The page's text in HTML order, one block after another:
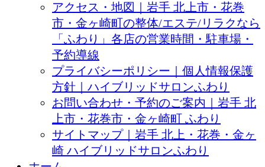
アクセス・地図｜岩手 北上市・花巻
市・金ヶ崎町の整体/エステ/リラクなら
「ふわり」各店の営業時間・駐車場・
予約導線
プライバシーポリシー｜個人情報保護
方針｜ハイブリッドサロンふわり
お問い合わせ・予約のご案内｜岩手 北
上市・花巻市・金ヶ崎町 ふわり
サイトマップ｜岩手 北上・花巻・金ヶ
崎 ハイブリッドサロンふわり